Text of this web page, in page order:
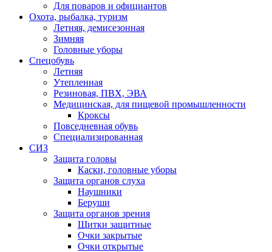
Для поваров и официантов
Охота, рыбалка, туризм
Летняя, демисезонная
Зимняя
Головные уборы
Спецобувь
Летняя
Утепленная
Резиновая, ПВХ, ЭВА
Медицинская, для пищевой промышленности
Кроксы
Повседневная обувь
Специализированная
СИЗ
Защита головы
Каски, головные уборы
Защита органов слуха
Наушники
Беруши
Защита органов зрения
Щитки защитные
Очки закрытые
Очки открытые